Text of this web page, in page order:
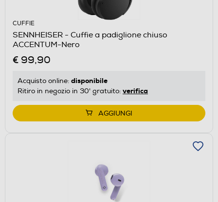
CUFFIE
SENNHEISER - Cuffie a padiglione chiuso
ACCENTUM-Nero
€ 99,90
Acquisto online: disponibile
Ritiro in negozio in 30' gratuito: verifica
AGGIUNGI